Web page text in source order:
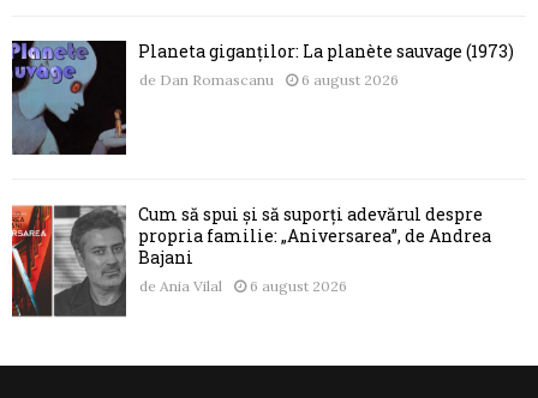
Planeta giganților: La planète sauvage (1973)
de Dan Romascanu 6 august 2026
Cum să spui și să suporți adevărul despre
propria familie: „Aniversarea”, de Andrea
Bajani
de Ania Vilal 6 august 2026